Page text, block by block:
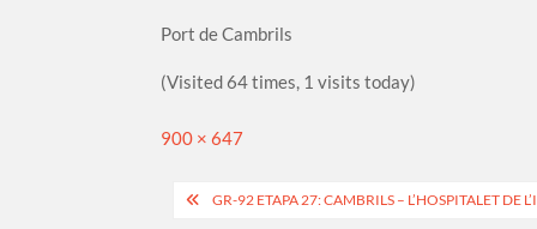
Port de Cambrils
(Visited 64 times, 1 visits today)
Full
900 × 647
Navegació
GR-92 ETAPA 27: CAMBRILS – L’HOSPITALET DE